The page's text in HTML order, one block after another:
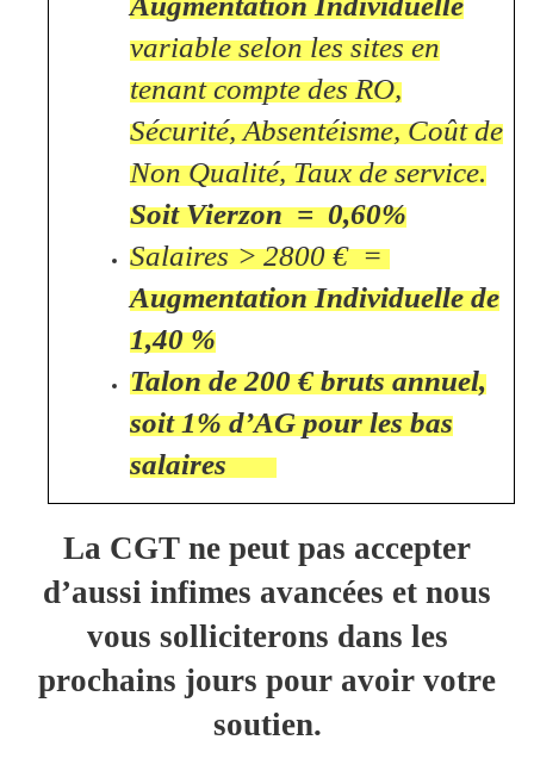
variable selon les sites en
tenant compte des RO,
Sécurité, Absentéisme, Coût de
Non Qualité, Taux de service.
Soit Vierzon = 0,60%
Salaires ˃ 2800 € =
Augmentation Individuelle de
1,40 %
Talon de 200 € bruts annuel,
soit 1% d’AG pour les bas
salaires
La CGT ne peut pas accepter
d’aussi infimes avancées et nous
vous solliciterons dans les
prochains jours pour avoir votre
soutien.